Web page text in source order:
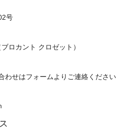
号
ロカント クロゼット）
せはフォームよりご連絡ください